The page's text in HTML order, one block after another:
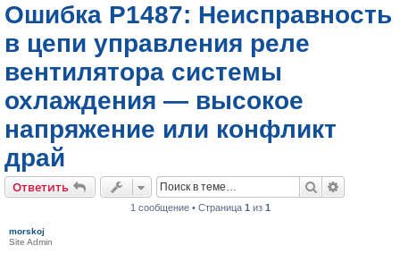
Ошибка P1487: Неисправность
в цепи управления реле
вентилятора системы
охлаждения — высокое
напряжение или конфликт
драй
Ответить Поиск
1 сообщение • Страница 1 из 1
morskoj
Site Admin